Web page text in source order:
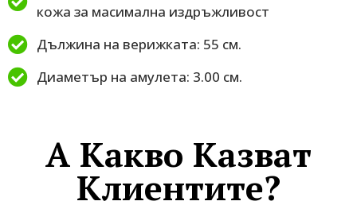
кожа за масимална издръжливост
Дължина на верижката: 55 см.
Диаметър на амулета: 3.00 см.
A Какво Казват
Клиентите?